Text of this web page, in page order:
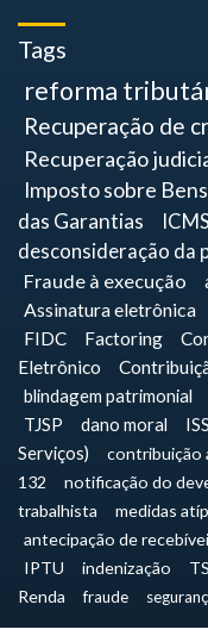
Tags
reforma
Recuperação de
Recuperação
Imposto sobre
das Garantias
ICMS
desconsideração da
Fraude à execução
Assinatura eletrônica
FIDC Factoring
Eletrônico
blindagem patrimonial
TJSP
dano moral ISS
Serviços)
contribuição
132
notificação do
trabalhista
medidas
antecipação de
IPTU
indenização
Renda
fraude